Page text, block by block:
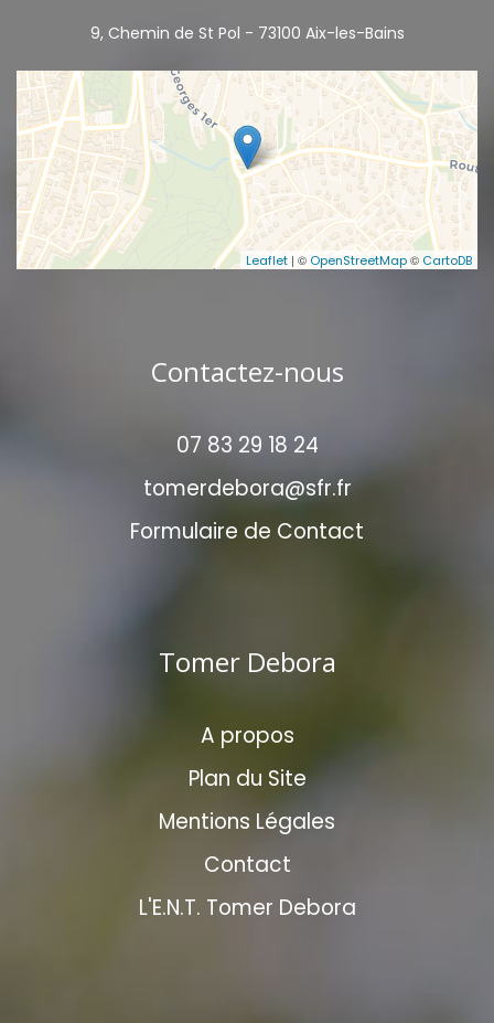
9, Chemin de St Pol - 73100 Aix-les-Bains
Leaflet | © OpenStreetMap© CartoDB
Contactez-nous
07 83 29 18 24
tomerdebora@sfr.fr
Formulaire de Contact
Tomer Debora
A propos
Plan du Site
Mentions Légales
Contact
L'E.N.T. Tomer Debora